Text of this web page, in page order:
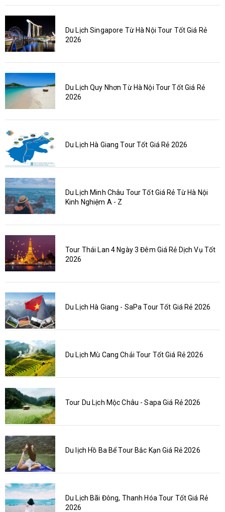
Du Lịch Singapore Từ Hà Nội Tour Tốt Giá Rẻ
2026
Du Lịch Quy Nhơn Từ Hà Nội Tour Tốt Giá Rẻ
2026
Du Lịch Hà Giang Tour Tốt Giá Rẻ 2026
Du Lịch Minh Châu Tour Tốt Giá Rẻ Từ Hà Nội
Kinh Nghiệm A - Z
Tour Thái Lan 4 Ngày 3 Đêm Giá Rẻ Dịch Vụ Tốt
2026
Du Lịch Hà Giang - SaPa Tour Tốt Giá Rẻ 2026
Du Lịch Mù Cang Chải Tour Tốt Giá Rẻ 2026
Tour Du Lịch Mộc Châu - Sapa Giá Rẻ 2026
Du lịch Hồ Ba Bể Tour Bắc Kạn Giá Rẻ 2026
Du Lịch Bãi Đông, Thanh Hóa Tour Tốt Giá Rẻ
2026